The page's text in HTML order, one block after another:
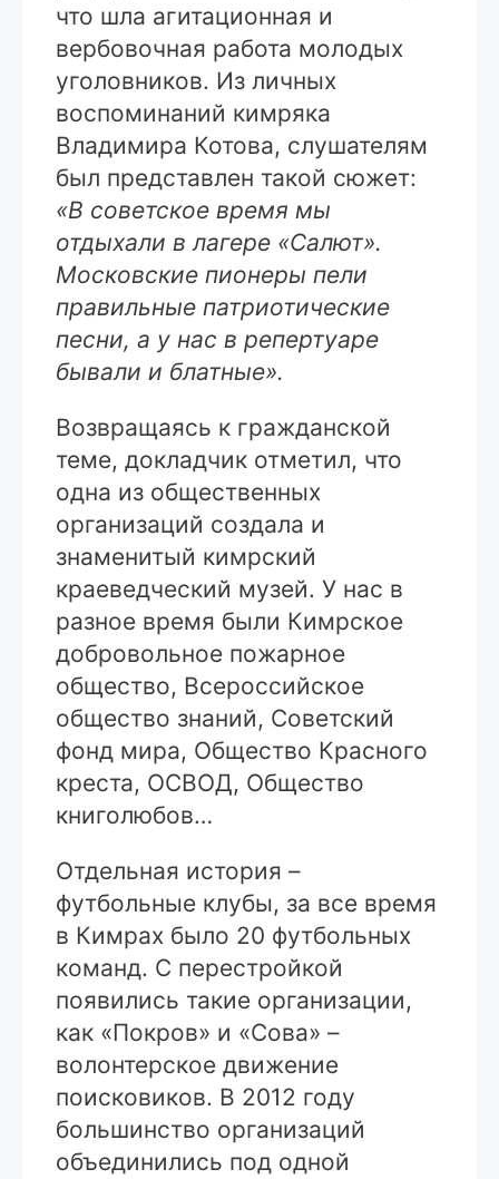
что шла агитационная и
вербовочная работа молодых
уголовников. Из личных
воспоминаний кимряка
Владимира Котова, слушателям
был представлен такой сюжет:
«В советское время мы
отдыхали в лагере «Салют».
Московские пионеры пели
правильные патриотические
песни, а у нас в репертуаре
бывали и блатные».
Возвращаясь к гражданской
теме, докладчик отметил, что
одна из общественных
организаций создала и
знаменитый кимрский
краеведческий музей. У нас в
разное время были Кимрское
добровольное пожарное
общество, Всероссийское
общество знаний, Советский
фонд мира, Общество Красного
креста, ОСВОД, Общество
книголюбов…
Отдельная история –
футбольные клубы, за все время
в Кимрах было 20 футбольных
команд. С перестройкой
появились такие организации,
как «Покров» и «Сова» –
волонтерское движение
поисковиков. В 2012 году
большинство организаций
объединились под одной